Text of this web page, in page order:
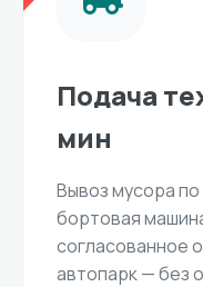
Подача
мин
Вывоз мусора
бортовая
согласованное
автопарк — без